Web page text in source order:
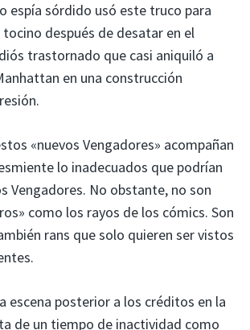
espía sórdido usó este truco para
después de desatar en el
trastornado que casi aniquiló a
en una construcción
«nuevos Vengadores» acompañan
lo inadecuados que podrían
Vengadores. No obstante, no son
como los rayos de los cómics. Son
rans que solo quieren ser vistos
escena posterior a los créditos en la
de un tiempo de inactividad como